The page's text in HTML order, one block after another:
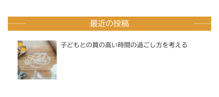
最近の投稿
子どもとの質の高い時間の過ごし方を考える